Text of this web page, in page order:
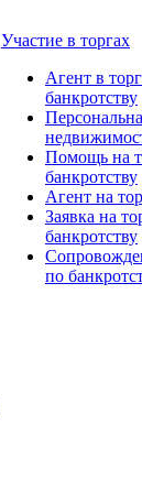
Участие в торгах
Агент в
банкротству
Помощь на
банкротству
Агент на
Заявка на
банкротству
по